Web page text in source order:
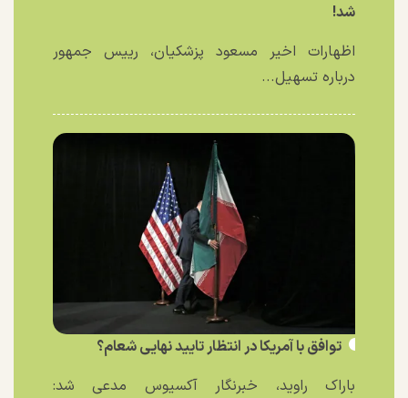
شد!
اظهارات اخیر مسعود پزشکیان، رییس جمهور
درباره تسهیل...
توافق با آمریکا در انتظار تایید نهایی شعام؟
باراک راوید، خبرنگار آکسیوس مدعی شد: